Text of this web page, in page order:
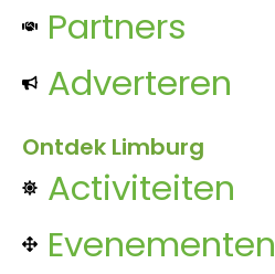
Partners
Adverteren
Ontdek Limburg
Activiteiten
Evenementen